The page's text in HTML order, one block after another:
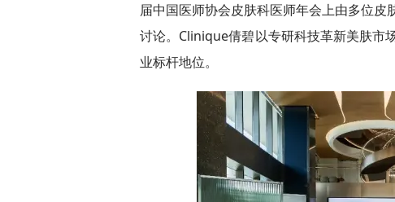
届中国医师协会皮肤科医师年会上由多位
讨论。Clinique倩碧以专研科技革新美肤市
业标杆地位。